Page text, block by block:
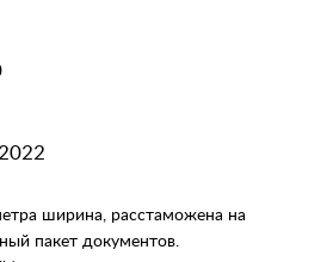
ширина, расстаможена на
пакет документов.